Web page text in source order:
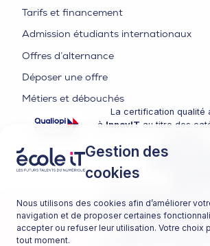
Gestion des
cookies
Nous utilisons des cookies afin d’améliorer
navigation et de proposer certaines
accepter ou refuser leur utilisation. Votre choix
tout moment.
Tarifs et financement
Admission étudiants internationaux
Offres d’alternance
Déposer une offre
Métiers et débouchés
La certification qualité
à InnovIT au titre des
Actions de
enregistré sous le
d’activité32591419859
région des Hauts-